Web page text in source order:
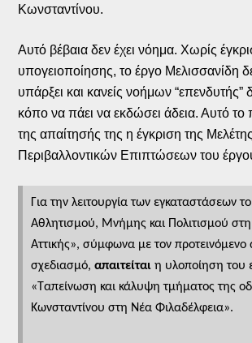
Κωνσταντίνου.
Αυτό βέβαια δεν έχει νόημα. Χωρίς
υπογειοποίησης, το έργο Μελισσανίδη
υπάρξει και κανείς νοήμων “επενδυτής”
κόπο να πάει να εκδώσει άδεια. Αυτό το
της απαίτησής της η έγκριση της Μελέτης
Περιβαλλοντικών Επιπτώσεων του
Για την λειτουργία των εγκαταστάσεων
Αθλητισμού, Μνήμης και Πολιτισμού
Αττικής», σύμφωνα με τον προτεινόμενο
σχεδιασμό,απαιτείται η υλοποίηση του
«Ταπείνωση και κάλυψη τμήματος της
Κωνσταντίνου στη Νέα Φιλαδέλφεια».